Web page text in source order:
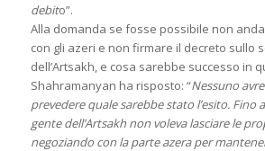
debito”.
Alla domanda se fosse possibile non
con gli azeri e non firmare il decreto sullo
dell’Artsakh, e cosa sarebbe successo in
Shahramanyan ha risposto: “Nessuno
prevedere quale sarebbe stato l’esito. Fino
gente dell’Artsakh non voleva lasciare le
negoziando con la parte azera per